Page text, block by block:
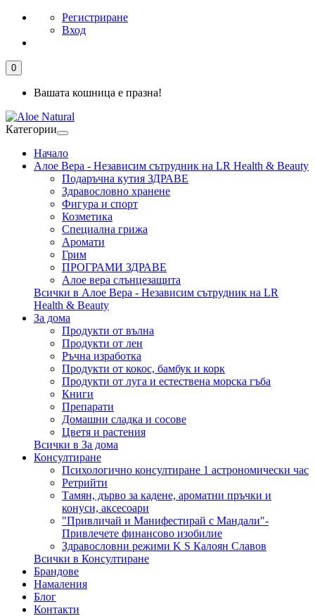
Регистриране
Вход
0
Вашата кошница е празна!
Категории
Начало
Алое Вера - Независим сътрудник на LR Health & Beauty
Подаръчна кутия ЗДРАВЕ
Здравословно хранене
Фигура и спорт
Козметика
Специална грижа
Аромати
Грим
ПРОГРАМИ ЗДРАВЕ
Алое вера слънцезащита
Всички в Алое Вера - Независим сътрудник на LR
Health & Beauty
За дома
Продукти от вълна
Продукти от лен
Ръчна изработка
Продукти от кокос, бамбук и корк
Продукти от луга и естествена морска гъба
Книги
Препарати
Домашни сладка и сосове
Цветя и растения
Всички в За дома
Консултиране
Психологично консултиране 1 астрономически час
Ретрийти
Тамян, дърво за кадене, ароматни пръчки и
конуси, аксесоари
"Привличай и Манифестирай с Мандали"-
Привлечете финансово изобилие
Здравословни режими K S Калоян Славов
Всички в Консултиране
Брандове
Намаления
Блог
Контакти